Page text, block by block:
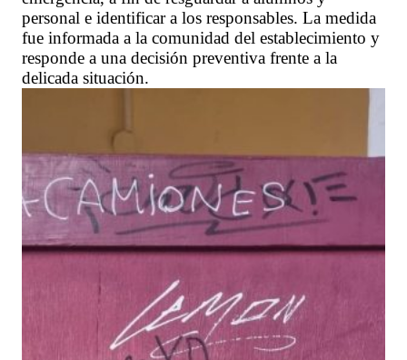
personal e identificar a los responsables. La medida
fue informada a la comunidad del establecimiento y
responde a una decisión preventiva frente a la
delicada situación.